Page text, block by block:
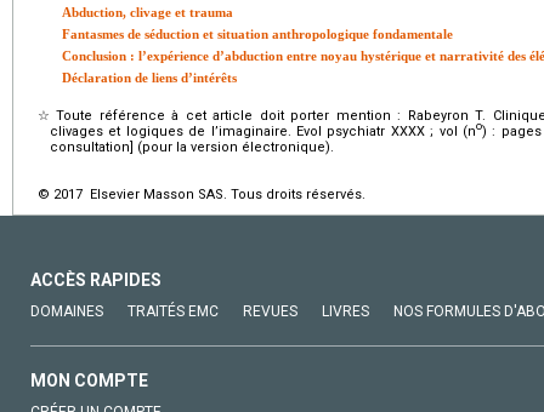
Abduction, clivage et trauma
Fantasmes de séduction et situation anthropologique fondamentale
Conclusion : l’expérience d’abduction entre noyau hystérique et narrativité des
Déclaration de liens d’intérêts
☆ Toute référence à cet article doit porter mention : Rabeyron T.
clivages et logiques de l’imaginaire. Evol psychiatr XXXX ; vol (no) :
consultation] (pour la version électronique).
© 2017 Elsevier Masson SAS. Tous droits réservés.
ACCÈS RAPIDES
DOMAINES TRAITÉS EMC REVUES LIVRES NOS FORMULES
MON COMPTE